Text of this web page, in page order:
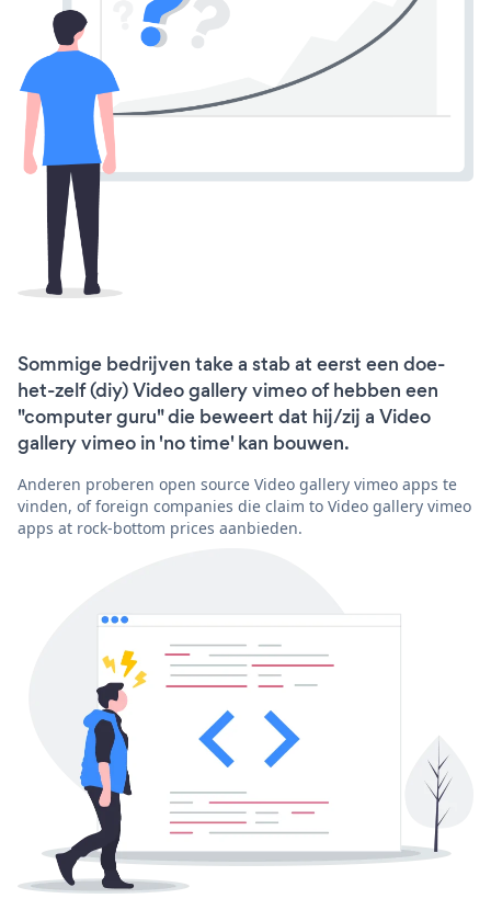
Sommige bedrijven take a stab at eerst een doe-
het-zelf (diy) Video gallery vimeo of hebben een
"computer guru" die beweert dat hij/zij a Video
gallery vimeo in 'no time' kan bouwen.
Anderen proberen open source Video gallery vimeo apps te
vinden, of foreign companies die claim to Video gallery vimeo
apps at rock-bottom prices aanbieden.